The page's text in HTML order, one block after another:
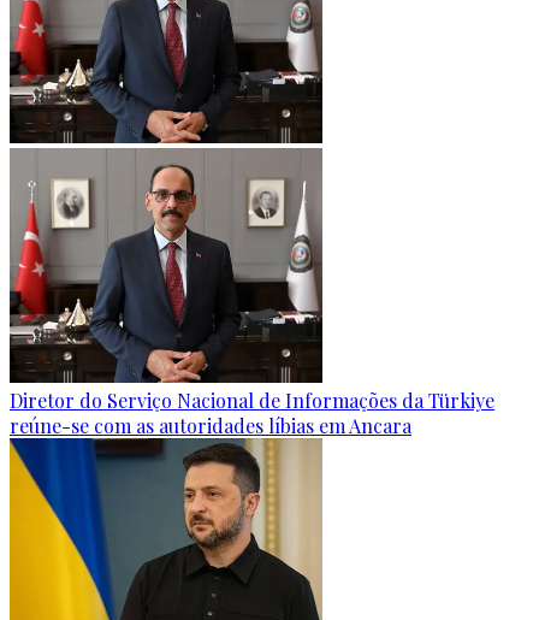
Diretor do Serviço Nacional de Informações da Türkiye
reúne-se com as autoridades líbias em Ancara